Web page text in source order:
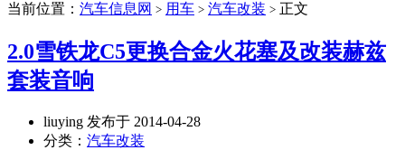
当前位置： 汽车信息网 > 用车 > 汽车改装 > 正文
2.0雪铁龙C5更换合金火花塞及改装赫兹
套装音响
liuying 发布于 2014-04-28
分类： 汽车改装